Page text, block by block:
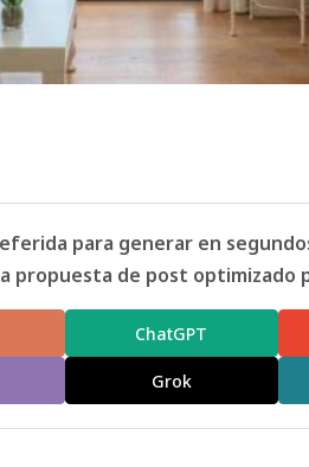
para generar en
propuesta de post optimizado
ChatGPT
Grok